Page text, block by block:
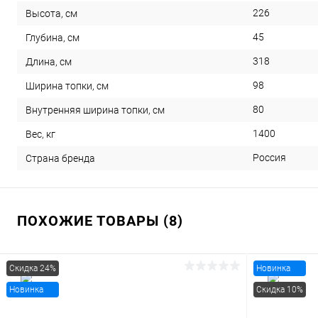
Высота, см 226
Глубина, см 45
Длина, см 318
Ширина топки, см 98
Внутренняя ширина топки, см 80
Вес, кг 1400
Страна бренда Россия
ПОХОЖИЕ ТОВАРЫ (8)
Скидка 24%
Новинка
Новинка
Скидка 10%